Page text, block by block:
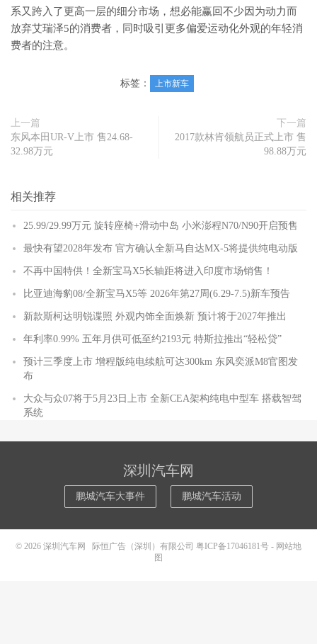
系又跨入了更高一层的细分市场，想必能赢回不少因为动力而
放弃艾瑞泽5的消费者，同时吸引更多偏爱运动化外观的年轻消
费者的注意。
标签： 上市新车
上一篇
东风本田UR-V上市 售24.68-
32.98万元
下一篇
2017款林肯领航员正式上市 售
98.88万元
相关推荐
25.99/29.99万元 旋转座椅+滑动中岛 小米澎程N70/N90开启预售
最快有望2028年发布 官方确认全新马自达MX-5将提供纯电动版
不再中国特供！全新宝马X5长轴距将进入印度市场销售！
比亚迪海豹08/全新宝马X5等 2026年第27周(6.29-7.5)新车预告
新款斯柯达明锐谍照 外观内饰全面焕新 预计将于2027年推出
年利率0.99% 五年月供可低至约2193元 特斯拉推出“轻松贷”
预计三季度上市 增程版纯电续航可达300km 东风奕派M8官图发
布
大众与众07将于5月23日上市 全新CEA架构纯电中型车 搭载智驾
系统
深圳汽车网
鹏城汽车大事件 鹏城汽车活动
© 2026 深圳汽车网 际恒广告（深圳）有限公司 粤ICP备17046181号 - 网站地
图